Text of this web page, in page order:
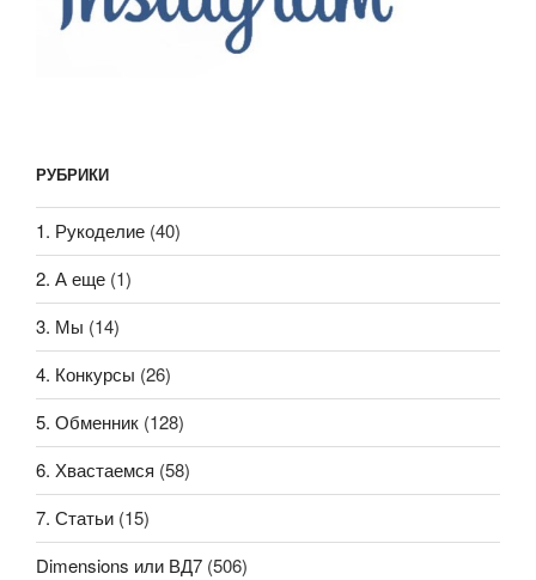
РУБРИКИ
1. Рукоделие (40)
2. А еще (1)
3. Мы (14)
4. Конкурсы (26)
5. Обменник (128)
6. Хвастаемся (58)
7. Статьи (15)
Dimensions или ВД7 (506)